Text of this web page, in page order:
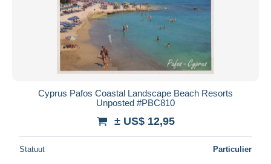
Cyprus Pafos Coastal Landscape Beach Resorts
Unposted #PBC810
± US$ 12,95
Statuut Particulier